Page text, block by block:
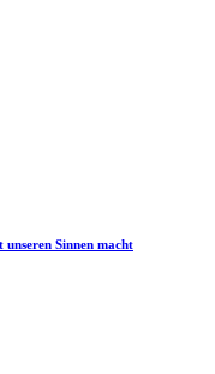
Sinnen macht